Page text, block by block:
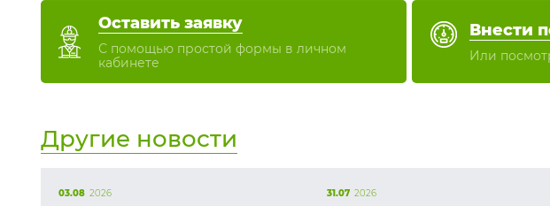
Оставить заявку
С помощью простой формы в личном
кабинете
Внести
Или
Другие новости
03.08 2026 31.07 2026